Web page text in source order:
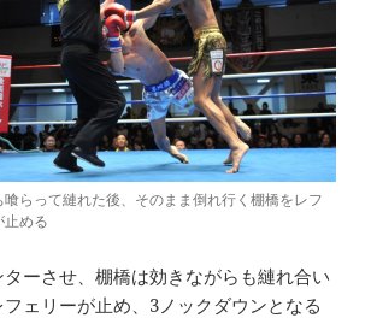
喰らって縺れた後、そのまま倒れ行く棚橋をレフ
止める
ターさせ、棚橋は効きながらも縺れ合い
ェリーが止め、3ノックダウンとなる